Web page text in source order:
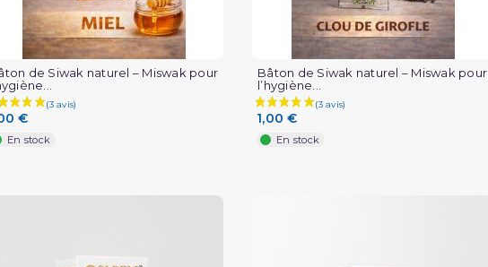
de Siwak naturel – Miswak pour
€
En stock
Bâton de Siwak naturel – Miswak pour
l’hygiène...
1,00 €
En stock